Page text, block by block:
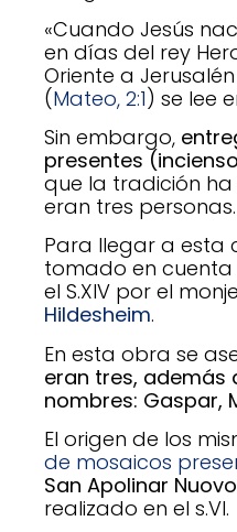
«Cuando Jesús
en días del rey
Oriente a
(Mateo, 2:1) se lee
Sin embargo,
presentes
que la tradición
eran tres personas.
Para llegar a esta
tomado en cuenta
el S.XIV por el
Hildesheim.
En esta obra se
eran tres, además
nombres: Gaspar,
El origen de los
de mosaicos
San Apolinar
realizado en el s.VI.